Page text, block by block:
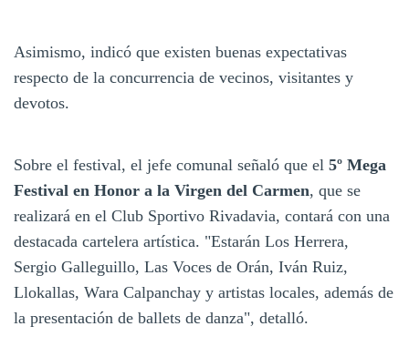
Asimismo, indicó que existen buenas expectativas
respecto de la concurrencia de vecinos, visitantes y
devotos.
Sobre el festival, el jefe comunal señaló que el 5º Mega
Festival en Honor a la Virgen del Carmen, que se
realizará en el Club Sportivo Rivadavia, contará con una
destacada cartelera artística. "Estarán Los Herrera,
Sergio Galleguillo, Las Voces de Orán, Iván Ruiz,
Llokallas, Wara Calpanchay y artistas locales, además de
la presentación de ballets de danza", detalló.